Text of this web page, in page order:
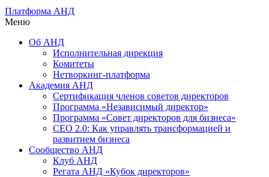
Платформа АНД
Меню
Об АНД
Исполнительная дирекция
Комитеты
Нетворкинг-платформа
Академия АНД
Сертификация членов советов директоров
Программа «Независимый директор»
Программа «Совет директоров для бизнеса»
СЕО 2.0: Как управлять трансформацией и
развитием бизнеса
Сообщество АНД
Клуб АНД
Регата АНД «Кубок директоров»